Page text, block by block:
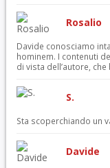
Rosalio
Davide conosciamo
hominem. I contenuti
di vista dell’autore,
S.
Sta scoperchiando un
Davide